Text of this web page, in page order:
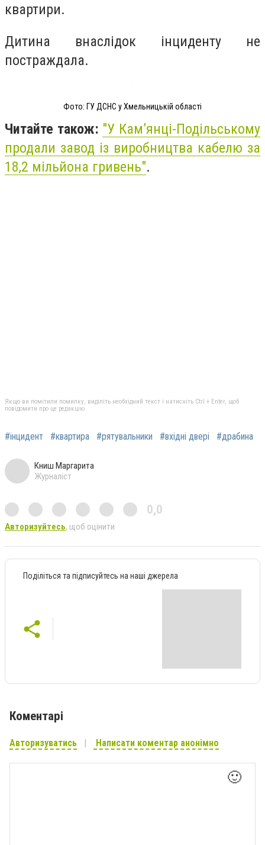
квартири.
Дитина внаслідок інциденту не
постраждала.
Фото: ГУ ДСНС у Хмельницькій області
Читайте також: "У Кам’янці-Подільському
продали завод із виробництва кабелю за
18,2 мільйона гривень".
Якщо ви помітили помилку, виділіть необхідний текст і натисніть Ctrl + Enter, щоб
повідомити про це редакцію
#інцидент #квартира #рятувальники #вхідні двері #драбина
Книш Маргарита
Журналіст
0,0
Авторизуйтесь, щоб оцінити
Поділіться та підписуйтесь на наші джерела
Коментарі
Авторизуватись Написати коментар анонімно
🙂